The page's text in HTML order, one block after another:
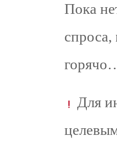
Пока
спроса,
Для